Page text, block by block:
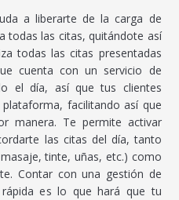
a liberarte de la carga de
todas las citas, quitándote así
todas las citas presentadas
cuenta con un servicio de
el día, así que tus clientes
facilitando así que
manera. Te permite activar
las citas del día, tanto
tinte, uñas, etc.) como
Contar con una gestión de
es lo que hará que tu